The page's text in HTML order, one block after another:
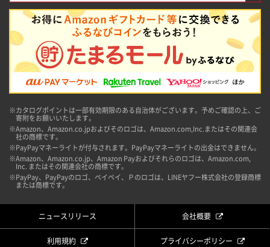
※カタログポイントは一部有効期限のある自治体がございます。予めご確認の上、ご
寄附をお願いいたします。
※Amazon、Amazon.co.jpおよびそのロゴは、Amazon.com,Inc.またはその関連会
社の商標です。
※PayPayマネーライトが付与されます。PayPayマネーライトの出金はできません。
※Amazon、Amazon.co.jp、Amazon Payおよびそれらのロゴは、Amazon.com,
Inc. またはその関連会社の商標です。
※PayPay、PayPayのロゴ、ペイペイ、Ｐのロゴは、LINEヤフー株式会社の登録商標
または商標です。
ニュースリリース 会社概要
利用規約 プライバシーポリシー